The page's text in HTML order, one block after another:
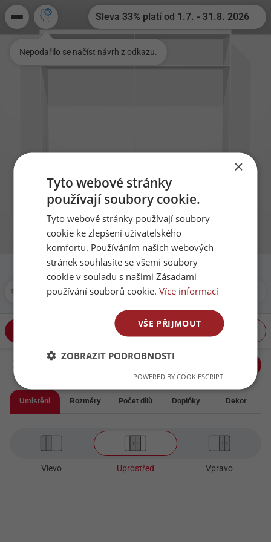
Interiér
Skříň
Umístění Rozměry Počet dílů Doplňky Dekor
Vlevo Uprostřed Vpravo
Prázdninová akce
Prázdninová sleva 33% od 1.7. -
31.8.2026 a dárek k zakázce nad 50
000,- Kč
Využijte naši nabídku na 33%
slevu na vestavěné skříně a
kávovar k zakázce nad 50
Sleva 33% platí od 1.7. - 31.8. 2026
Nepodařilo se načíst návrh z odkazu.
×
Tyto webové stránky
používají soubory cookie.
Tyto webové stránky používají soubory
cookie ke zlepšení uživatelského
komfortu. Používáním našich webových
stránek souhlasíte se všemi soubory
cookie v souladu s našimi Zásadami
používání souborů cookie.Více informací
VŠE PŘIJMOUT
ZOBRAZIT PODROBNOSTI
POWERED BY COOKIESCRIPT